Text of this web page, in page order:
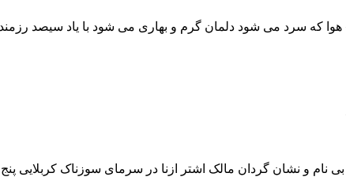
رهبری» هوا که سرد می شود دلمان گرم و بهاری می شود با یاد سیصد
و نشان گردان مالک اشتر ازنا در سرمای سوزناک کربلایی پنج